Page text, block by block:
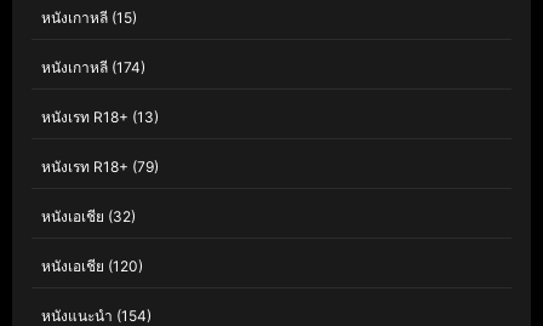
หนังเกาหลี (15)
หนังเกาหลี (174)
หนังเรท R18+ (13)
หนังเรท R18+ (79)
หนังเอเชีย (32)
หนังเอเชีย (120)
หนังแนะนำ (154)